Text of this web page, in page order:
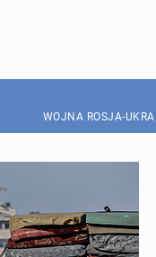
WOJNA ROSJA-